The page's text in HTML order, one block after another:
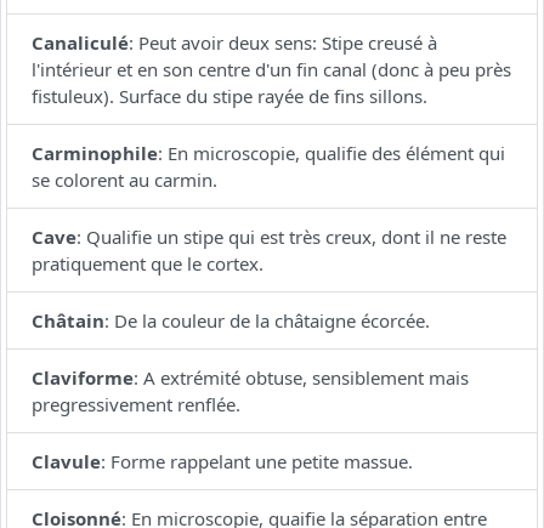
Canaliculé: Peut avoir deux sens: Stipe creusé à
l'intérieur et en son centre d'un fin canal (donc à peu près
fistuleux). Surface du stipe rayée de fins sillons.
Carminophile: En microscopie, qualifie des élément qui
se colorent au carmin.
Cave: Qualifie un stipe qui est très creux, dont il ne reste
pratiquement que le cortex.
Châtain: De la couleur de la châtaigne écorcée.
Claviforme: A extrémité obtuse, sensiblement mais
pregressivement renflée.
Clavule: Forme rappelant une petite massue.
Cloisonné: En microscopie, quaifie la séparation entre